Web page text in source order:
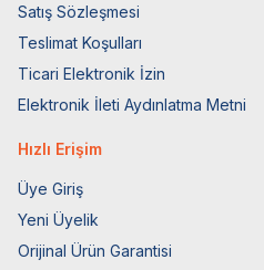
Satış Sözleşmesi
Teslimat Koşulları
Ticari Elektronik İzin
Elektronik İleti Aydınlatma Metni
Hızlı Erişim
Üye Giriş
Yeni Üyelik
Orijinal Ürün Garantisi